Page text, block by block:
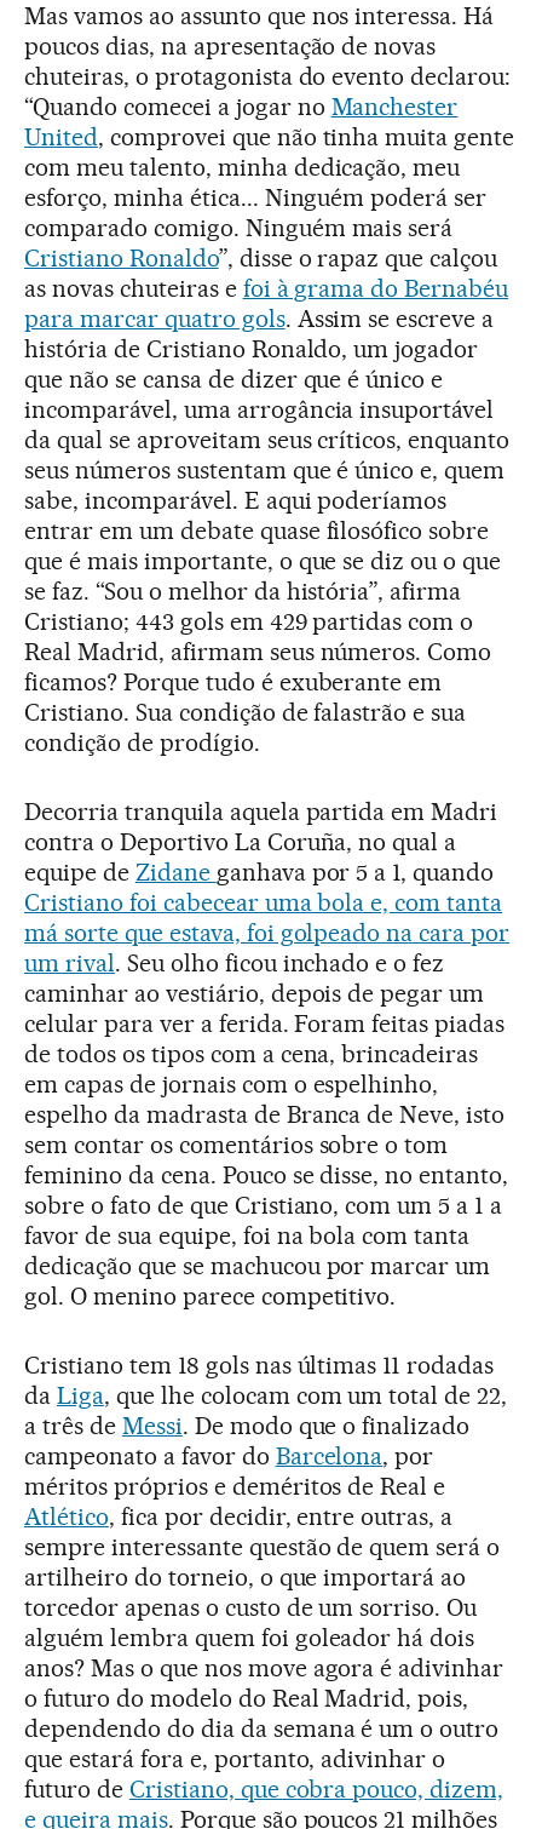
Mas vamos ao assunto que nos interessa. Há
poucos dias, na apresentação de novas
chuteiras, o protagonista do evento declarou:
“Quando comecei a jogar no Manchester
United, comprovei que não tinha muita gente
com meu talento, minha dedicação, meu
esforço, minha ética... Ninguém poderá ser
comparado comigo. Ninguém mais será
Cristiano Ronaldo”, disse o rapaz que calçou
as novas chuteiras e foi à grama do Bernabéu
para marcar quatro gols. Assim se escreve a
história de Cristiano Ronaldo, um jogador
que não se cansa de dizer que é único e
incomparável, uma arrogância insuportável
da qual se aproveitam seus críticos, enquanto
seus números sustentam que é único e, quem
sabe, incomparável. E aqui poderíamos
entrar em um debate quase filosófico sobre
que é mais importante, o que se diz ou o que
se faz. “Sou o melhor da história”, afirma
Cristiano; 443 gols em 429 partidas com o
Real Madrid, afirmam seus números. Como
ficamos? Porque tudo é exuberante em
Cristiano. Sua condição de falastrão e sua
condição de prodígio.
Decorria tranquila aquela partida em Madri
contra o Deportivo La Coruña, no qual a
equipe de Zidane ganhava por 5 a 1, quando
Cristiano foi cabecear uma bola e, com tanta
má sorte que estava, foi golpeado na cara por
um rival. Seu olho ficou inchado e o fez
caminhar ao vestiário, depois de pegar um
celular para ver a ferida. Foram feitas piadas
de todos os tipos com a cena, brincadeiras
em capas de jornais com o espelhinho,
espelho da madrasta de Branca de Neve, isto
sem contar os comentários sobre o tom
feminino da cena. Pouco se disse, no entanto,
sobre o fato de que Cristiano, com um 5 a 1 a
favor de sua equipe, foi na bola com tanta
dedicação que se machucou por marcar um
gol. O menino parece competitivo.
Cristiano tem 18 gols nas últimas 11 rodadas
da Liga, que lhe colocam com um total de 22,
a três de Messi. De modo que o finalizado
campeonato a favor do Barcelona, por
méritos próprios e deméritos de Real e
Atlético, fica por decidir, entre outras, a
sempre interessante questão de quem será o
artilheiro do torneio, o que importará ao
torcedor apenas o custo de um sorriso. Ou
alguém lembra quem foi goleador há dois
anos? Mas o que nos move agora é adivinhar
o futuro do modelo do Real Madrid, pois,
dependendo do dia da semana é um o outro
que estará fora e, portanto, adivinhar o
futuro de Cristiano, que cobra pouco, dizem,
e queira mais. Porque são poucos 21 milhões